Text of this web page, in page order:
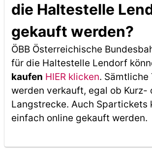
die Haltestelle
gekauft werden?
ÖBB Österreichische
für die Haltestelle Lendorf
kaufen HIER klicken.
werden verkauft, egal ob Kurz-
Langstrecke. Auch Spartickets
einfach online gekauft werden.